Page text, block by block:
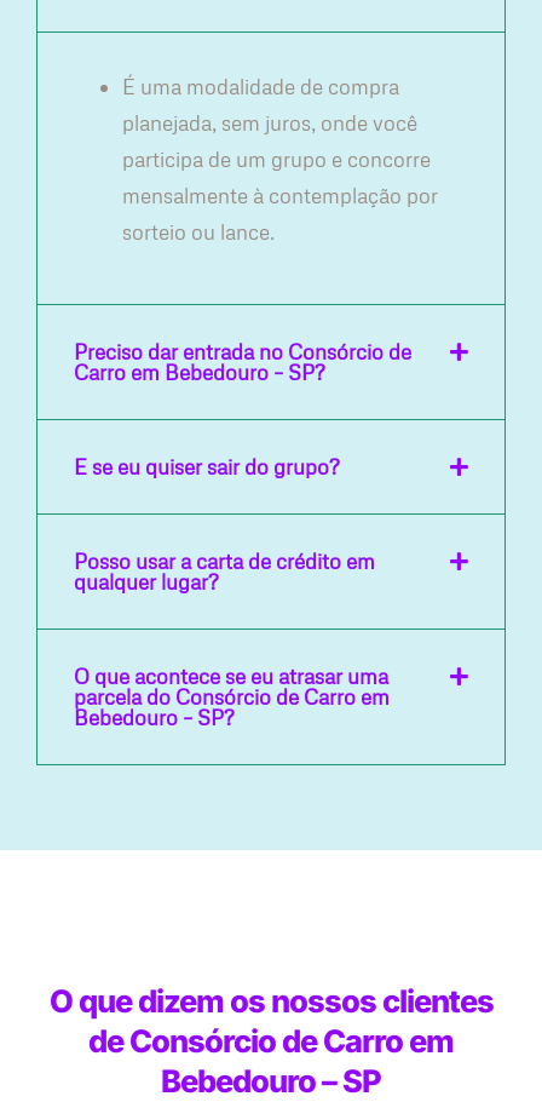
É uma modalidade de compra
planejada, sem juros, onde você
participa de um grupo e concorre
mensalmente à contemplação por
sorteio ou lance.
Preciso dar entrada no Consórcio de
Carro em Bebedouro – SP?
E se eu quiser sair do grupo?
Posso usar a carta de crédito em
qualquer lugar?
O que acontece se eu atrasar uma
parcela do Consórcio de Carro em
Bebedouro – SP?
O que dizem os nossos clientes
de Consórcio de Carro em
Bebedouro – SP